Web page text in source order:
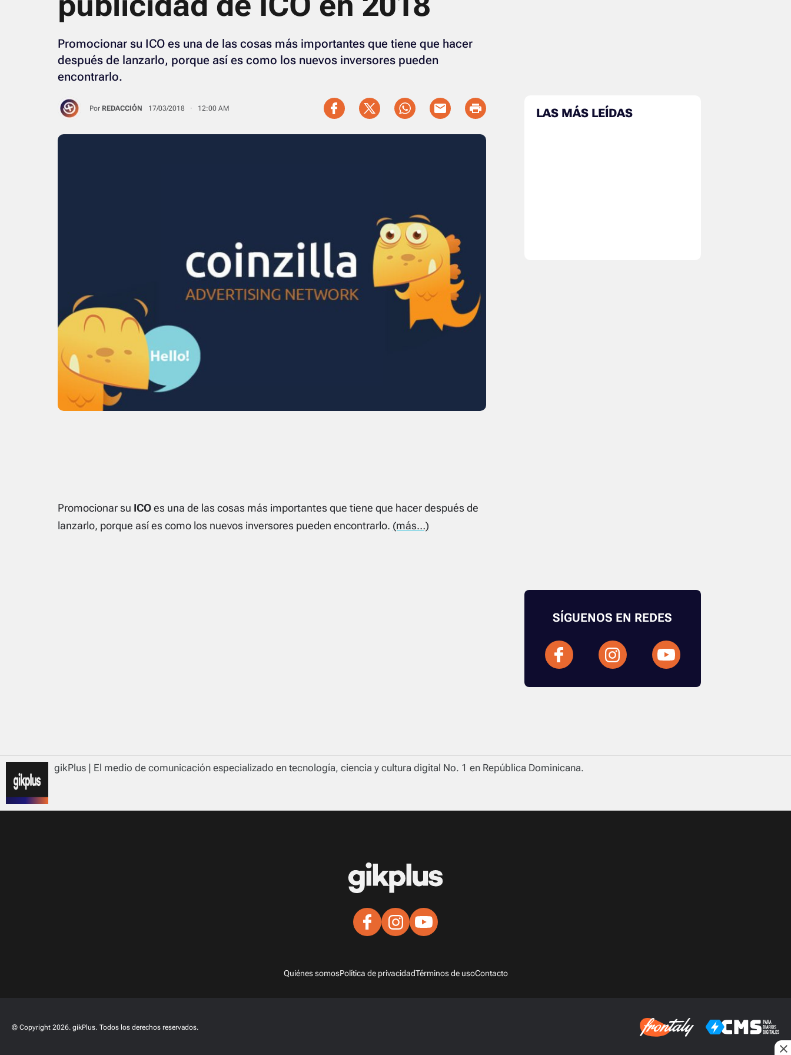
Promocionar su ICO es una de las cosas más importantes que tiene que hacer
después de lanzarlo, porque así es como los nuevos inversores pueden
encontrarlo.
Por REDACCIÓN 17/03/2018 · 12:00 AM
Promocionar su ICOes una de las cosas más importantes que tiene que hacer después de
lanzarlo, porque así es como los nuevos inversores pueden encontrarlo. (más…)
LAS MÁS LEÍDAS
SÍGUENOS EN REDES
gikPlus | El medio de comunicación especializado en tecnología, ciencia y cultura digital No. 1 en República Dominicana.
Quiénes somosPolítica de privacidadTérminos de usoContacto
© Copyright 2026. gikPlus. Todos los derechos reservados.